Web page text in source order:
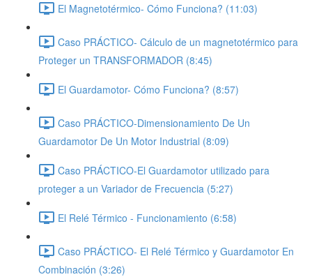
El Magnetotérmico- Cómo Funciona? (11:03)
Caso PRÁCTICO- Cálculo de un magnetotérmico para
Proteger un TRANSFORMADOR (8:45)
El Guardamotor- Cómo Funciona? (8:57)
Caso PRÁCTICO-Dimensionamiento De Un
Guardamotor De Un Motor Industrial (8:09)
Caso PRÁCTICO-El Guardamotor utilizado para
proteger a un Variador de Frecuencia (5:27)
El Relé Térmico - Funcionamiento (6:58)
Caso PRÁCTICO- El Relé Térmico y Guardamotor En
Combinación (3:26)